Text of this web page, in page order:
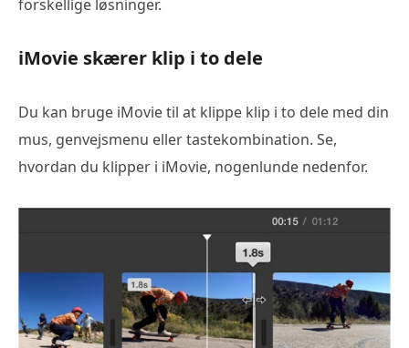
forskellige løsninger.
iMovie skærer klip i to dele
Du kan bruge iMovie til at klippe klip i to dele med din
mus, genvejsmenu eller tastekombination. Se,
hvordan du klipper i iMovie, nogenlunde nedenfor.